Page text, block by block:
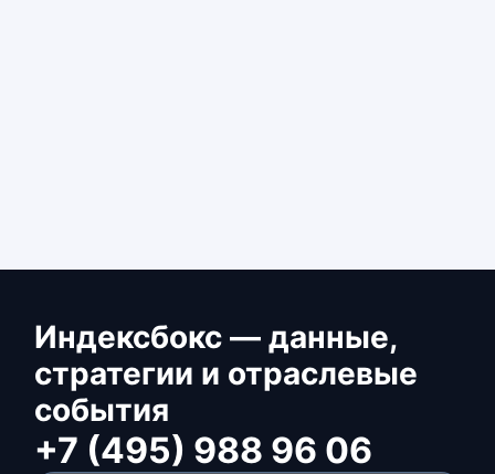
Индексбокс — данные,
стратегии и отраслевые
события
+7 (495) 988 96 06